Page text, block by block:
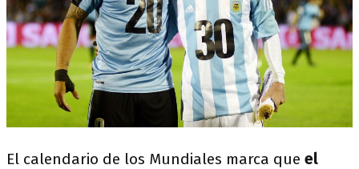
El calendario de los Mundiales marca que el